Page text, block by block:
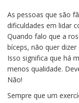
As pessoas que são
dificuldades em lidar
Quando falo que a
bíceps, não quer
Isso significa que há
menos qualidade.
Não!
Sempre que um